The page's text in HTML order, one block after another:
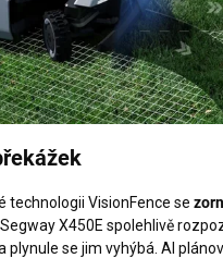
technologii VisionFence se
X450E spolehlivě
plynule se jim vyhýbá. AI